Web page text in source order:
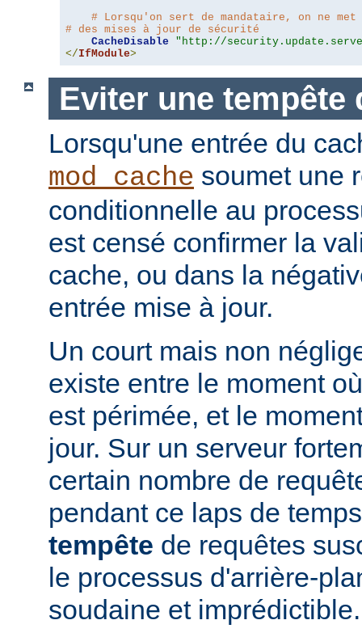
# Lorsqu'on sert de mandataire, on ne
# des mises à jour de sécurité
CacheDisable
"http://
</IfModule>
Eviter une tempête
Lorsqu'une entrée du
mod_cache soumet une
conditionnelle au
est censé confirmer la
cache, ou dans la
entrée mise à jour.
Un court mais non
existe entre le moment
est périmée, et le
jour. Sur un serveur
certain nombre de
pendant ce laps de
tempête de requêtes
le processus d'arrière-
soudaine et imprédictible.